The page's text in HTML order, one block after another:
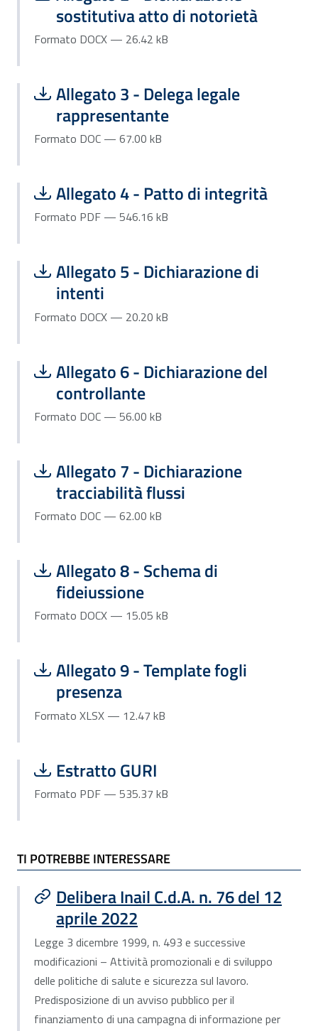
sostitutiva atto di notorietà
Formato DOCX — 26.42 kB
Scarica file:
Allegato 3 - Delega legale
rappresentante
Formato DOC — Dimensione 67.00 kB
Formato DOC — 67.00 kB
Scarica file:
Allegato 4 - Patto di integrità
Formato PDF — Dimensione 546.16 kB
Formato PDF — 546.16 kB
Scarica file:
Allegato 5 - Dichiarazione di
intenti
Formato DOCX — Dimensione 20.20
Formato DOCX — 20.20 kB
Scarica file:
Allegato 6 - Dichiarazione del
controllante
Formato DOC — Dimensione 56.00 kB
Formato DOC — 56.00 kB
Scarica file:
Allegato 7 - Dichiarazione
tracciabilità flussi
Formato DOC — Dimensione 62.00 kB
Formato DOC — 62.00 kB
Scarica file:
Allegato 8 - Schema di
fideiussione
Formato DOCX — Dimensione 15.05
Formato DOCX — 15.05 kB
Scarica file:
Allegato 9 - Template fogli
presenza
Formato XLSX — Dimensione 12.47 kB
Formato XLSX — 12.47 kB
Scarica file:
Estratto GURI
Formato PDF — Dimensione 535.37 kB
Formato PDF — 535.37 kB
TI POTREBBE INTERESSARE
Delibera Inail C.d.A. n. 76 del 12
aprile 2022
Legge 3 dicembre 1999, n. 493 e successive
modificazioni – Attività promozionali e di sviluppo
delle politiche di salute e sicurezza sul lavoro.
Predisposizione di un avviso pubblico per il
finanziamento di una campagna di informazione per